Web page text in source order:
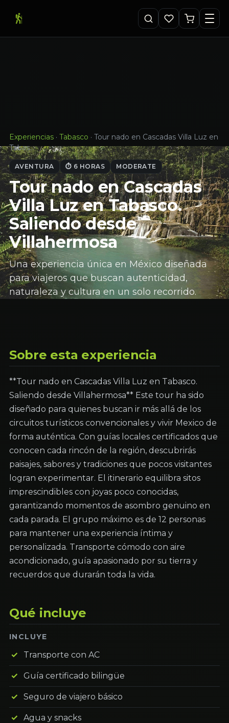
Experiencias · Tabasco · Tour nado en Cascadas Villa Luz en
Tabas…
AVENTURA ⏱ 6 HORAS MODERATE
Tour nado en Cascadas
Villa Luz en Tabasco.
Saliendo desde
Villahermosa
Una experiencia única en México diseñada
para viajeros que buscan autenticidad,
naturaleza y cultura en un solo recorrido.
Sobre esta experiencia
**Tour nado en Cascadas Villa Luz en Tabasco.
Saliendo desde Villahermosa** Este tour ha sido
diseñado para quienes buscan ir más allá de los
circuitos turísticos convencionales y vivir Mexico de
forma auténtica. Con guías locales certificados que
conocen cada rincón de la región, descubrirás
paisajes, sabores y tradiciones que pocos visitantes
logran experimentar. El itinerario equilibra sitos
imprescindibles con joyas poco conocidas,
garantizando momentos de asombro genuino en
cada parada. El grupo máximo es de 12 personas
para mantener una experiencia íntima y
personalizada. Transporte cómodo con aire
acondicionado, guía apasionado por su tierra y
recuerdos que durarán toda la vida.
Qué incluye
INCLUYE
Transporte con AC
Guía certificado bilingüe
Seguro de viajero básico
Agua y snacks